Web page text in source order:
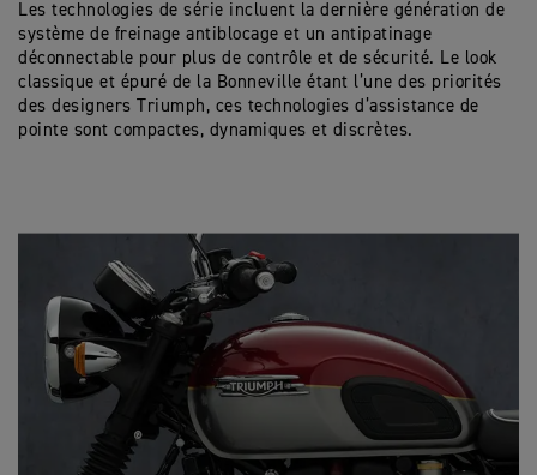
Les technologies de série incluent la dernière génération de
système de freinage antiblocage et un antipatinage
déconnectable pour plus de contrôle et de sécurité. Le look
classique et épuré de la Bonneville étant l’une des priorités
des designers Triumph, ces technologies d’assistance de
pointe sont compactes, dynamiques et discrètes.